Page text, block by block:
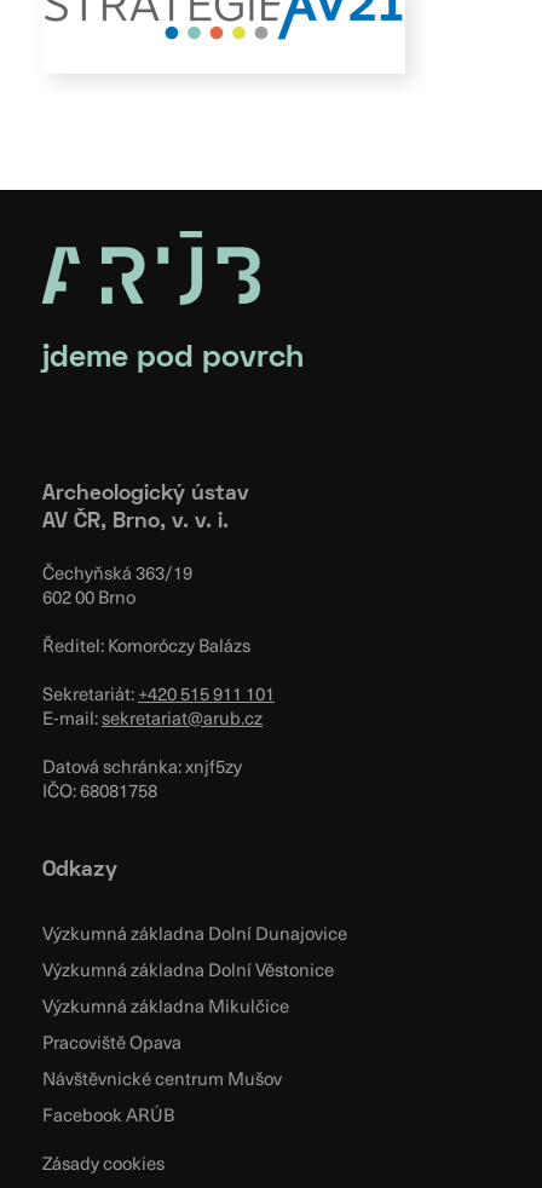
jdeme pod povrch
Archeologický ústav
AV ČR, Brno, v. v. i.
Čechyňská 363/19
602 00 Brno
Ředitel: Komoróczy Balázs
Sekretariát:+420 515 911 101
E-mail:sekretariat@arub.cz
Datová schránka: xnjf5zy
IČO: 68081758
Odkazy
Výzkumná základna Dolní Dunajovice
Výzkumná základna Dolní Věstonice
Výzkumná základna Mikulčice
Pracoviště Opava
Návštěvnické centrum Mušov
Facebook ARÚB
Zásady cookies